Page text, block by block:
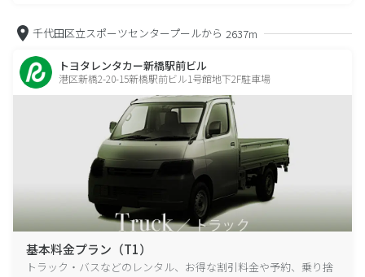
千代田区立スポーツセンタープールから 2637m
トヨタレンタカー新橋駅前ビル
港区新橋2-20-15新橋駅前ビル1号館地下2F駐車場
基本料金プラン（T1）
トラック・バスなどのレンタル、お得な割引料金や予約、乗り捨